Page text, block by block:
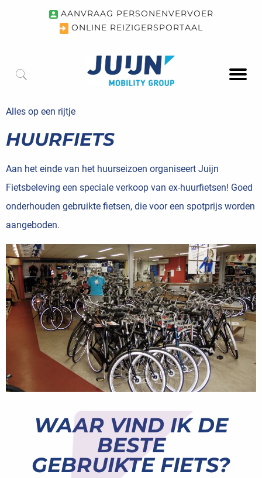
AANVRAAG PERSONENVERVOER
ONLINE REIZIGERSPORTAAL
Alles op een rijtje
HUURFIETS
Aan het einde van het huurseizoen organiseert Juijn
Fietsbeleving een speciale verkoop van ex-huurfietsen! Goed
onderhouden gebruikte fietsen, die voor een spotprijs worden
aangeboden.
WAAR VIND IK DE
BESTE
GEBRUIKTE FIETS?